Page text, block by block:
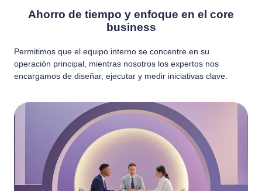
Ahorro de tiempo y enfoque en el core
business
Permitimos que el equipo interno se concentre en su
operación principal, mientras nosotros los expertos nos
encargamos de diseñar, ejecutar y medir iniciativas clave.